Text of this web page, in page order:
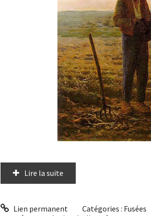
Lire la suite
Lien permanent Catégories : Fusées